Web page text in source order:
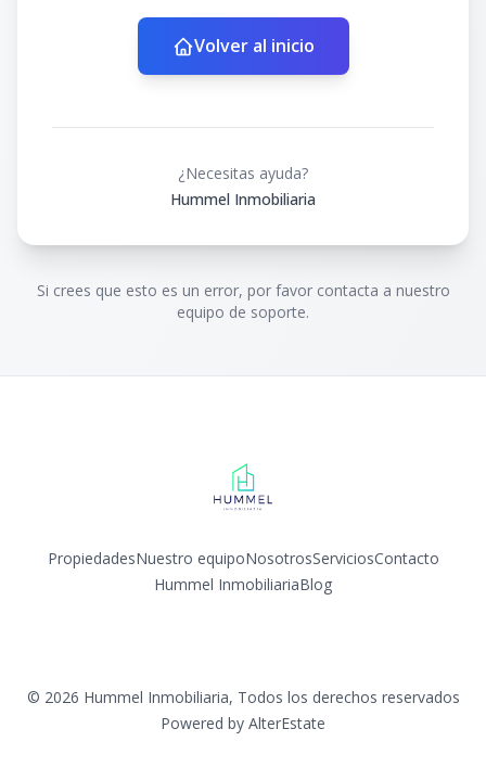
Volver al inicio
¿Necesitas ayuda?
Hummel Inmobiliaria
Si crees que esto es un error, por favor contacta a nuestro
equipo de soporte.
PropiedadesNuestro equipoNosotrosServiciosContacto
Hummel InmobiliariaBlog
© 2026 Hummel Inmobiliaria, Todos los derechos reservados
Powered by AlterEstate